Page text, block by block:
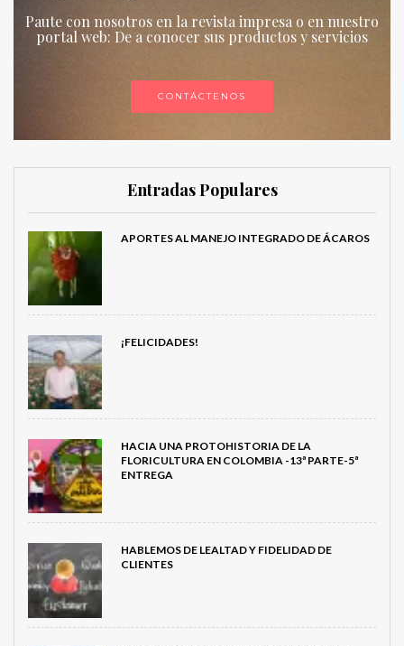
Paute con nosotros en la revista impresa o en nuestro
portal web: De a conocer sus productos y servicios
CONTÁCTENOS
Entradas Populares
APORTES AL MANEJO INTEGRADO DE ÁCAROS
¡FELICIDADES!
HACIA UNA PROTOHISTORIA DE LA
FLORICULTURA EN COLOMBIA -13ª PARTE-5ª
ENTREGA
HABLEMOS DE LEALTAD Y FIDELIDAD DE
CLIENTES